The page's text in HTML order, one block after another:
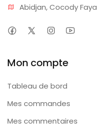
Abidjan, Cocody Faya
Mon compte
Tableau de bord
Mes commandes
Mes commentaires